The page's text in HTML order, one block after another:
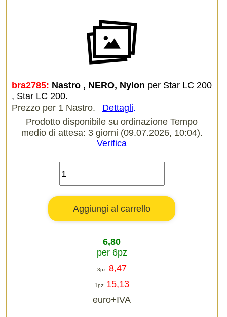
bra2785: Nastro , NERO, Nylon per Star LC 200
, Star LC 200.
Prezzo per 1 Nastro.
Dettagli.
Prodotto disponibile su ordinazione Tempo
medio di attesa: 3 giorni (09.07.2026, 10:04).
Verifica
6,80
per 6pz
3pz: 8,47
1pz: 15,13
euro+IVA